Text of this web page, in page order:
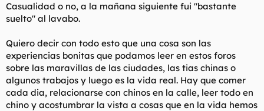
Casualidad o no, a la mañana siguiente fui "bastante
suelto" al lavabo.
Quiero decir con todo esto que una cosa son las
experiencias bonitas que podamos leer en estos foros
sobre las maravillas de las ciudades, las tias chinas o
algunos trabajos y luego es la vida real. Hay que comer
cada dia, relacionarse con chinos en la calle, leer todo en
chino y acostumbrar la vista a cosas que en la vida hemos